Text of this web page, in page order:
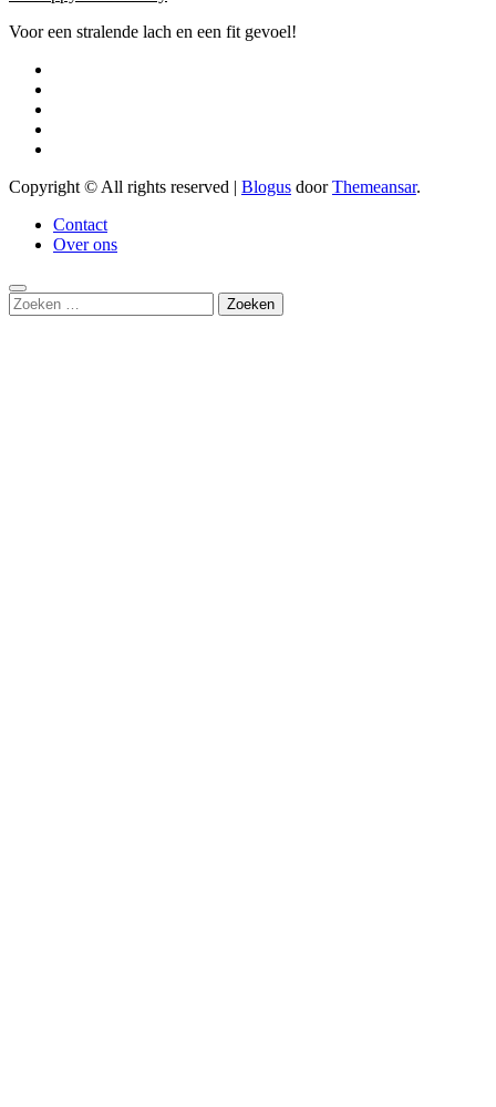
Voor een stralende lach en een fit gevoel!
Copyright © All rights reserved | Blogus doorThemeansar.
Contact
Over ons
Zoeken
naar: